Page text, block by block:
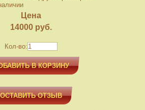
Цена
14000 руб.
Кол-во:
В КОРЗИНУ
ОСТАВИТЬ ОТЗЫВ